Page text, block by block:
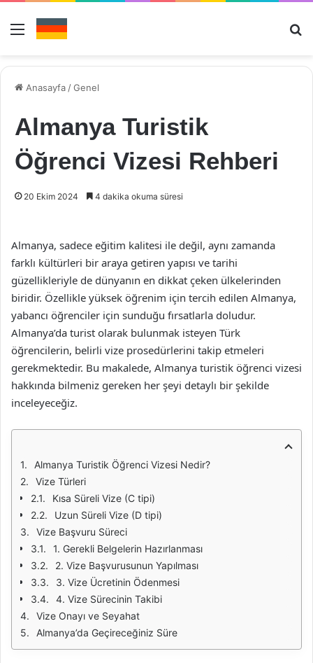
Menü
Anasayfa /Genel
Almanya Turistik
Öğrenci Vizesi Rehberi
20 Ekim 2024 4 dakika okuma süresi
Almanya, sadece eğitim kalitesi ile değil, aynı zamanda
farklı kültürleri bir araya getiren yapısı ve tarihi
güzellikleriyle de dünyanın en dikkat çeken ülkelerinden
biridir. Özellikle yüksek öğrenim için tercih edilen Almanya,
yabancı öğrenciler için sunduğu fırsatlarla doludur.
Almanya’da turist olarak bulunmak isteyen Türk
öğrencilerin, belirli vize prosedürlerini takip etmeleri
gerekmektedir. Bu makalede, Almanya turistik öğrenci vizesi
hakkında bilmeniz gereken her şeyi detaylı bir şekilde
inceleyeceğiz.
Almanya Turistik Öğrenci Vizesi Nedir?
Vize Türleri
Kısa Süreli Vize (C tipi)
Uzun Süreli Vize (D tipi)
Vize Başvuru Süreci
1. Gerekli Belgelerin Hazırlanması
2. Vize Başvurusunun Yapılması
3. Vize Ücretinin Ödenmesi
4. Vize Sürecinin Takibi
Vize Onayı ve Seyahat
Almanya’da Geçireceğiniz Süre